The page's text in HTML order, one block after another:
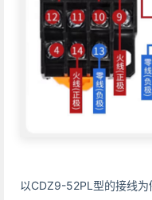
以CDZ9-52PL型的接线